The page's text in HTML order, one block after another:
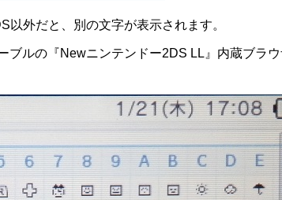
外だと、別の文字が表示されます。
ブルの『Newニンテンドー2DS LL』内蔵ブラ